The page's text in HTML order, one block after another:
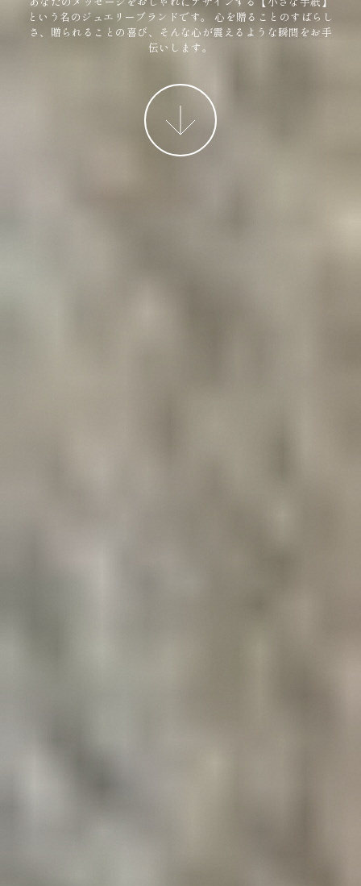
という名のジュエリーブランドです。
心を贈ることのすばらし
さ、贈られることの喜び、そんな心が震えるような瞬間をお手
伝いします。